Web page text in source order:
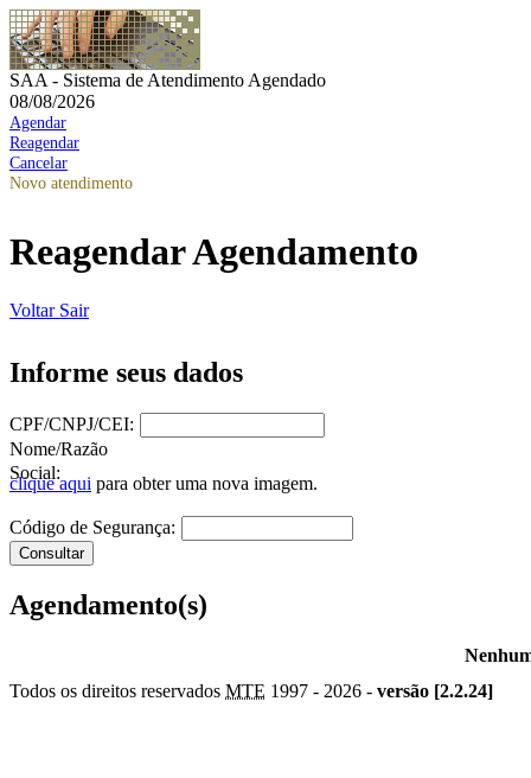
SAA - Sistema de Atendimento Agendado
08/08/2026
Agendar
Reagendar
Cancelar
Novo atendimento
Reagendar Agendamento
Voltar Sair
Informe seus dados
CPF/CNPJ/CEI:
Nome/Razão
Social:
clique aqui para obter uma nova imagem.
Código de Segurança:
Agendamento(s)
Todos os direitos reservados MTE 1997 - 2026 - versão [2.2.24]